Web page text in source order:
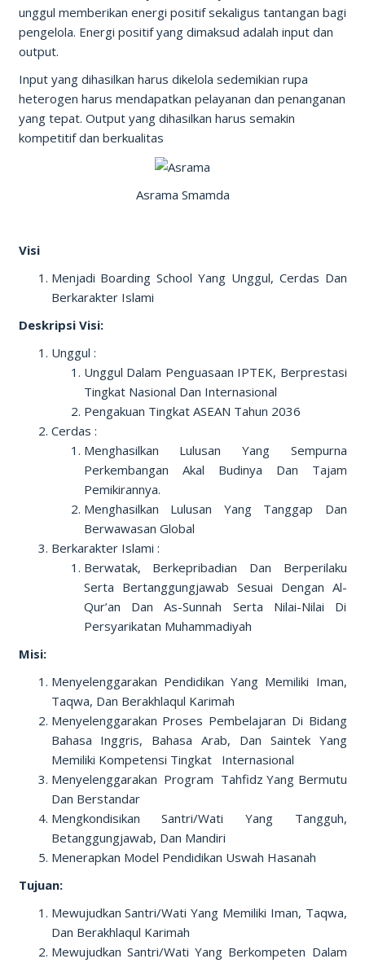
unggul memberikan energi positif sekaligus tantangan bagi
pengelola. Energi positif yang dimaksud adalah input dan
output.
Input yang dihasilkan harus dikelola sedemikian rupa
heterogen harus mendapatkan pelayanan dan penanganan
yang tepat. Output yang dihasilkan harus semakin
kompetitif dan berkualitas
Asrama Smamda
Visi
Menjadi Boarding School Yang Unggul, Cerdas Dan
Berkarakter Islami
Deskripsi Visi:
Unggul :
Unggul Dalam Penguasaan IPTEK, Berprestasi
Tingkat Nasional Dan Internasional
Pengakuan Tingkat ASEAN Tahun 2036
Cerdas :
Menghasilkan Lulusan Yang Sempurna
Perkembangan Akal Budinya Dan Tajam
Pemikirannya.
Menghasilkan Lulusan Yang Tanggap Dan
Berwawasan Global
Berkarakter Islami :
Berwatak, Berkepribadian Dan Berperilaku
Serta Bertanggungjawab Sesuai Dengan Al-
Qur’an Dan As-Sunnah Serta Nilai-Nilai Di
Persyarikatan Muhammadiyah
Misi:
Menyelenggarakan Pendidikan Yang Memiliki Iman,
Taqwa, Dan Berakhlaqul Karimah
Menyelenggarakan Proses Pembelajaran Di Bidang
Bahasa Inggris, Bahasa Arab, Dan Saintek Yang
Memiliki Kompetensi Tingkat Internasional
Menyelenggarakan Program Tahfidz Yang Bermutu
Dan Berstandar
Mengkondisikan Santri/Wati Yang Tangguh,
Betanggungjawab, Dan Mandiri
Menerapkan Model Pendidikan Uswah Hasanah
Tujuan:
Mewujudkan Santri/Wati Yang Memiliki Iman, Taqwa,
Dan Berakhlaqul Karimah
Mewujudkan Santri/Wati Yang Berkompeten Dalam